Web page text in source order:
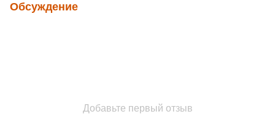
Обсуждение
Добавьте первый отзыв